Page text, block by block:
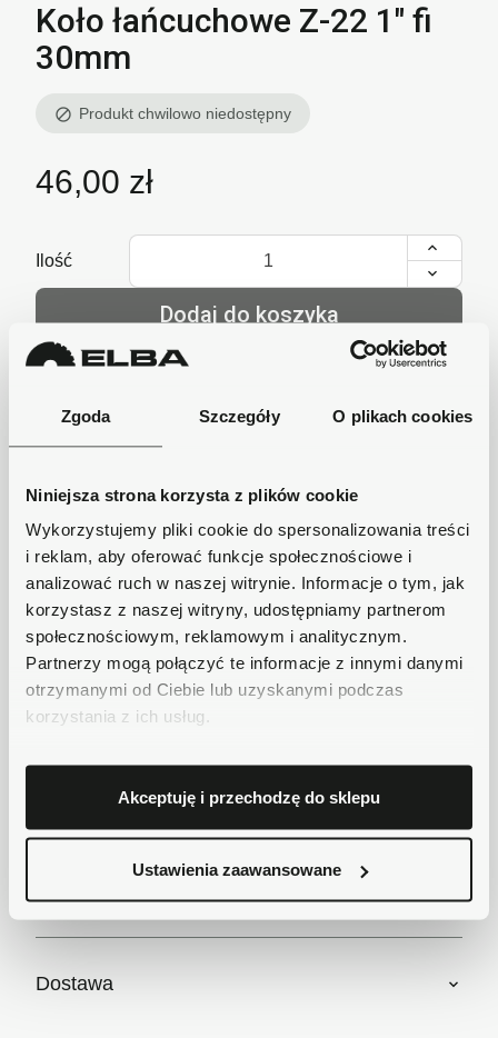
Zgoda Szczegóły O plikach cookies
Niniejsza strona korzysta z plików cookie
Wykorzystujemy pliki cookie do spersonalizowania treści
i reklam, aby oferować funkcje społecznościowe i
analizować ruch w naszej witrynie. Informacje o tym, jak
korzystasz z naszej witryny, udostępniamy partnerom
społecznościowym, reklamowym i analitycznym.
Partnerzy mogą połączyć te informacje z innymi danymi
otrzymanymi od Ciebie lub uzyskanymi podczas
korzystania z ich usług.
Akceptuję i przechodzę do sklepu
Ustawienia zaawansowane
Koło łańcuchowe Z-22 1" fi
30mm
block Produkt chwilowo niedostępny
46,00 zł
Ilość
Dodaj do koszyka
lub zadzwoń i zamów +48 62 733 86 11
Szybka wysyłka
Zamówienia wysyłamy w ciągu 1-2 dni, koszt
dostawy już od 18zł.
Bezpieczne płatności
Płatności obsługuje Przelewy24 - największy
operator płatności online w Polsce.
Masz pytania dotyczące produktu?
Zadzwoń do nas 62 733 86 11 lub napisz e-
mail. Chętnie pomożemy!
Krótki opis
Dostawa